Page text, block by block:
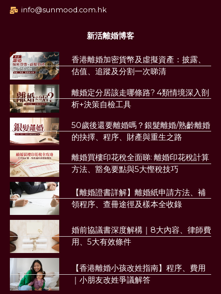
info@sunmood.com.hk
新活離婚博客
香港離婚加密貨幣及虛擬資產：披露、
估值、追蹤及分割一次睇清
離婚定分居該走哪條路? 4類情境深入剖
析+決策自檢工具
50歲後還要離婚嗎？銀髮離婚/熟齡離婚
的抉擇、程序、財產與重生之路
離婚買樓印花稅全面睇: 離婚印花稅計算
方法、豁免要點與5大慳稅技巧
【離婚證書詳解】離婚紙申請方法、補
領程序、查冊途徑及樣本全收錄
婚前協議書深度解構｜8大內容、律師費
用、5大有效條件
【香港離婚小孩改姓指南】程序、費用
｜小朋友改姓爭議解答